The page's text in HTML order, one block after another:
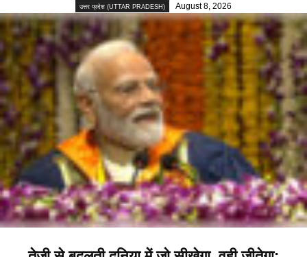
उत्तर प्रदेश (UTTAR PRADESH) August 8, 2026